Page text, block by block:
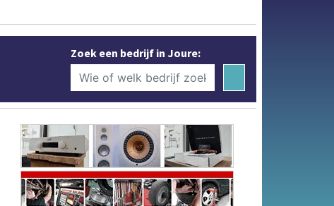
Zoek een bedrijf in Joure: